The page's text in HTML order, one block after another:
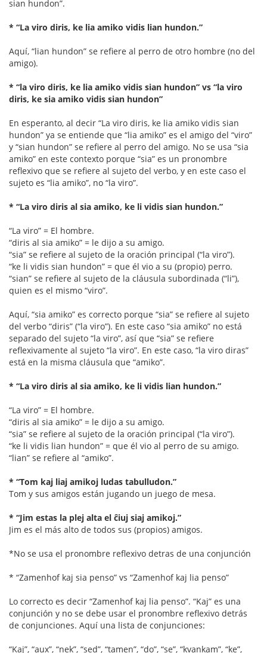
sian hundon”.
* “La viro diris, ke lia amiko vidis lian hundon.”
Aquí, “lian hundon” se refiere al perro de otro hombre (no del
amigo).
* “la viro diris, ke lia amiko vidis sian hundon” vs “la viro
diris, ke sia amiko vidis sian hundon”
En esperanto, al decir “La viro diris, ke lia amiko vidis sian
hundon” ya se entiende que “lia amiko” es el amigo del “viro”
y “sian hundon” se refiere al perro del amigo. No se usa “sia
amiko” en este contexto porque “sia” es un pronombre
reflexivo que se refiere al sujeto del verbo, y en este caso el
sujeto es “lia amiko”, no “la viro”.
* “La viro diris al sia amiko, ke li vidis sian hundon.”
“La viro” = El hombre.
“diris al sia amiko” = le dijo a su amigo.
“sia” se refiere al sujeto de la oración principal (“la viro”).
“ke li vidis sian hundon” = que él vio a su (propio) perro.
“sian” se refiere al sujeto de la cláusula subordinada (“li”),
quien es el mismo “viro”.
Aquí, “sia amiko” es correcto porque “sia” se refiere al sujeto
del verbo “diris” (“la viro”). En este caso “sia amiko” no está
separado del sujeto “la viro”, así que “sia” se refiere
reflexivamente al sujeto “la viro”. En este caso, “la viro diras”
está en la misma cláusula que “amiko”.
* “La viro diris al sia amiko, ke li vidis lian hundon.”
“La viro” = El hombre.
“diris al sia amiko” = le dijo a su amigo.
“sia” se refiere al sujeto de la oración principal (“la viro”).
“ke li vidis lian hundon” = que él vio al perro de su amigo.
“lian” se refiere al “amiko”.
* “Tom kaj liaj amikoj ludas tabulludon.”
Tom y sus amigos están jugando un juego de mesa.
* “Jim estas la plej alta el ĉiuj siaj amikoj.”
Jim es el más alto de todos sus (propios) amigos.
*No se usa el pronombre reflexivo detras de una conjunción
* “Zamenhof kaj sia penso” vs “Zamenhof kaj lia penso”
Lo correcto es decir “Zamenhof kaj lia penso”. “Kaj” es una
conjunción y no se debe usar el pronombre reflexivo detrás
de conjunciones. Aquí una lista de conjunciones:
“Kaj”, “aux”, “nek”, “sed”, “tamen”, “do”, “se”, “kvankam”, “ke”,